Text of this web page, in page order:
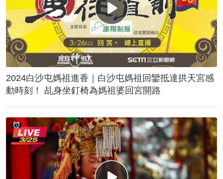
2024白沙屯媽祖進香｜白沙屯媽祖回鑾抵達拱天宮感
動時刻！ 乩身坐釘椅為媽祖婆回宮開路